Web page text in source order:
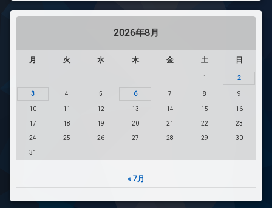
2026年8月
月 火 水 木 金 土 日
1 2
3 4 5 6 7 8 9
10 11 12 13 14 15 16
17 18 19 20 21 22 23
24 25 26 27 28 29 30
31
« 7月